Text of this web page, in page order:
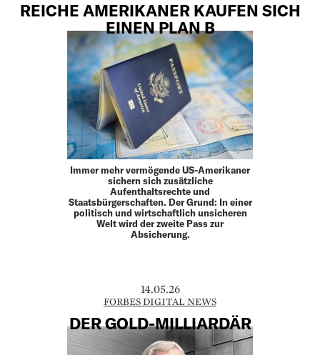
REICHE AMERIKANER KAUFEN SICH
EINEN PLAN B
Immer mehr vermögende US-Amerikaner
sichern sich zusätzliche
Aufenthaltsrechte und
Staatsbürgerschaften. Der Grund: In einer
politisch und wirtschaftlich unsicheren
Welt wird der zweite Pass zur
Absicherung.
14.05.26
FORBES DIGITAL NEWS
DER GOLD-MILLIARDÄR